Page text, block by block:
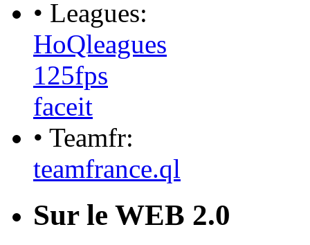
• Leagues:
HoQleagues
125fps
faceit
• Teamfr:
teamfrance.ql
Sur le WEB 2.0